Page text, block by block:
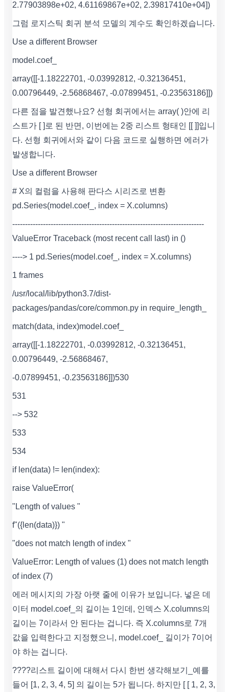
2.77903898e+02, 4.61169867e+02, 2.39817410e+04])
그럼 로지스틱 회귀 분석 모델의 계수도 확인하겠습니다.
Use a different Browser
model.coef_
array([[-1.18222701, -0.03992812, -0.32136451,
0.00796449, -2.56868467, -0.07899451, -0.23563186]])
다른 점을 발견했나요? 선형 회귀에서는 array( )안에 리
스트가 [ ]로 된 반면, 이번에는 2중 리스트 형태인 [[ ]]입니
다. 선형 회귀에서와 같이 다음 코드로 실행하면 에러가
발생합니다.
Use a different Browser
# X의 컬럼을 사용해 판다스 시리즈로 변환
pd.Series(model.coef_, index = X.columns)
---------------------------------------------------------------------------
ValueError Traceback (most recent call last) in ()
----> 1 pd.Series(model.coef_, index = X.columns)
1 frames
/usr/local/lib/python3.7/dist-
packages/pandas/core/common.py in require_length_
match(data, index)model.coef_
array([[-1.18222701, -0.03992812, -0.32136451,
0.00796449, -2.56868467,
-0.07899451, -0.23563186]])530
531
--> 532
533
534
if len(data) != len(index):
raise ValueError(
"Length of values "
f"({len(data)}) "
"does not match length of index "
ValueError: Length of values (1) does not match length
of index (7)
에러 메시지의 가장 아랫 줄에 이유가 보입니다. 넣은 데
이터 model.coef_의 길이는 1인데, 인덱스 X.columns의
길이는 7이라서 안 된다는 겁니다. 즉 X.columns로 7개
값을 입력한다고 지정했으니, model.coef_ 길이가 7이어
야 하는 겁니다.
????리스트 길이에 대해서 다시 한번 생각해보기_예를
들어 [1, 2, 3, 4, 5] 의 길이는 5가 됩니다. 하지만 [ [ 1, 2, 3,